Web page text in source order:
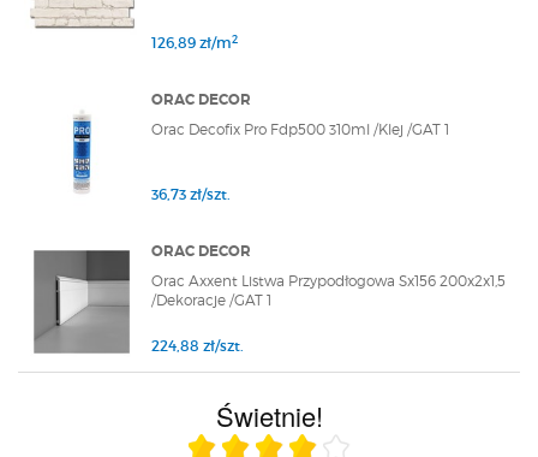
126,89 zł/m2
ORAC DECOR
Orac Decofix Pro Fdp500 310ml /Klej /GAT 1
36,73 zł/szt.
ORAC DECOR
Orac Axxent Listwa Przypodłogowa Sx156 200x2x1,5
/Dekoracje /GAT 1
224,88 zł/szt.
Świetnie!
Ocena średnia 4 na 5